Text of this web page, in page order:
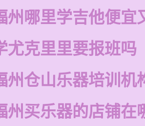
州哪里学吉他便宜
尤克里里要报班吗
州仓山乐器培训机
州买乐器的店铺在